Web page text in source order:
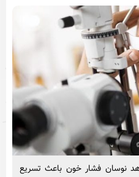
نوسان فشار خون باعث تسریع